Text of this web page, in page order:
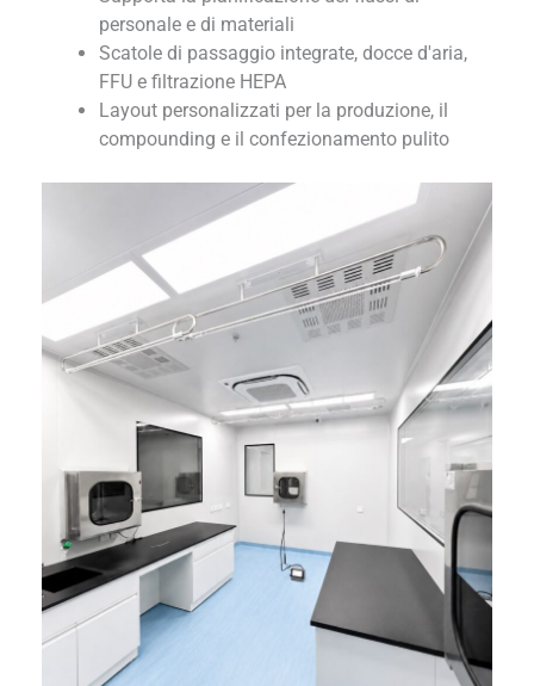
personale e di materiali
Scatole di passaggio integrate, docce d'aria,
FFU e filtrazione HEPA
Layout personalizzati per la produzione, il
compounding e il confezionamento pulito